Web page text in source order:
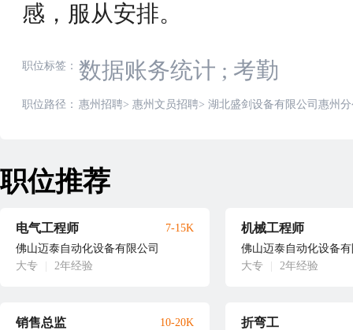
感，服从安排。
职位标签： 数据账务统计 ; 考勤
职位路径： 惠州招聘> 惠州文员招聘> 湖北盛剑设备有限公司惠州
职位推荐
电气工程师
佛山迈泰自动化设备有限公司
大专
2年经验
7-15K 机械工程师
佛山迈泰自动化设备
大专
2年经验
销售总监 10-20K 折弯工